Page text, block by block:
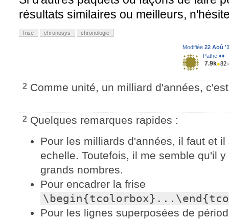
résultats similaires ou meilleurs,
frise chronosys chronologie
Modifiée 22 Aoû
Pathe ♦♦
7.9k●82
2 Comme unité, un milliard d'années,
2 Quelques remarques rapides :
Pour les milliards d'années, il faut et
echelle. Toutefois, il me semble qu'il
grands nombres.
Pour encadrer la frise
Pour les lignes superposées de